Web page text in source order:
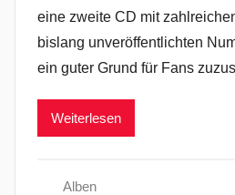
eine zweite CD mit
bislang unveröffentlichten
ein guter Grund für Fans
Weiterlesen
Alben